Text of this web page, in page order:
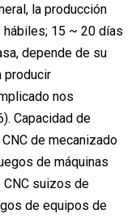
la producción
15 ~ 20 días
depende de su
producir
nos
Capacidad de
de mecanizado
de máquinas
CNC suizos de
de equipos de